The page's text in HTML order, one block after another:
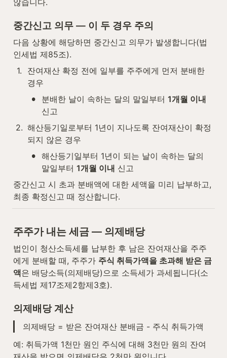
중간신고 의무 — 이 두 경우 주의
다음 상황에 해당하면 중간신고 의무가 발생합니다(법
인세법 제85조).
1.
잔여재산 확정 전에 일부를 주주에게 먼저 분배한
경우
• 분배한 날이 속하는 달의 말일부터 1개월 이내
신고
2. 해산등기일로부터 1년이 지나도록 잔여재산이 확정
되지 않은 경우
• 해산등기일부터 1년이 되는 날이 속하는 달의
말일부터 1개월 이내 신고
중간신고 시 초과 분배액에 대한 세액을 미리 납부하고,
최종 확정신고 때 정산합니다.
주주가 내는 세금 — 의제배당
법인이 청산소득세를 납부한 후 남은 잔여재산을 주주
에게 분배할 때, 주주가 주식 취득가액을 초과해 받은 금
액은 배당소득(의제배당)으로 소득세가 과세됩니다(소
득세법 제17조제2항제3호).
의제배당 계산
의제배당 = 받은 잔여재산 분배금 - 주식 취득가액
예: 취득가액 1천만 원인 주식에 대해 3천만 원의 잔여